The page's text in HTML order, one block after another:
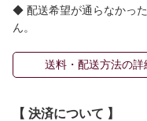
◆ 配送希望が通らなかっ
ん。
送料・配送方法の詳
【 決済について 】